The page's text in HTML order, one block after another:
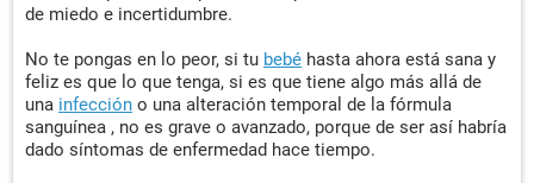
de miedo e incertidumbre.
No te pongas en lo peor, si tu bebé hasta ahora está sana y
feliz es que lo que tenga, si es que tiene algo más allá de
una infección o una alteración temporal de la fórmula
sanguínea , no es grave o avanzado, porque de ser así habría
dado síntomas de enfermedad hace tiempo.